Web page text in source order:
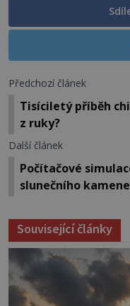
Předchozí článek
Tisíciletý příběh
z ruky?
Další článek
Počítačové
slunečního
Související články